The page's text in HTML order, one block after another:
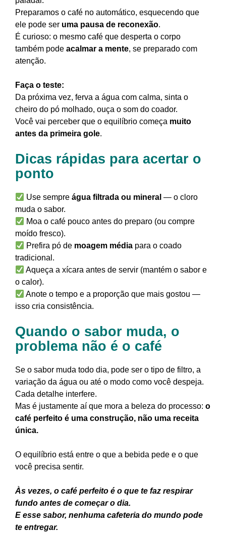
Preparamos o café no automático, esquecendo que
ele pode ser uma pausa de reconexão.
É curioso: o mesmo café que desperta o corpo
também pode acalmar a mente, se preparado com
atenção.
Faça o teste:
Da próxima vez, ferva a água com calma, sinta o
cheiro do pó molhado, ouça o som do coador.
Você vai perceber que o equilíbrio começa muito
antes da primeira gole.
Dicas rápidas para acertar o
ponto
Use sempreágua filtrada ou mineral — o cloro
muda o sabor.
Moa o café pouco antes do preparo (ou compre
moído fresco).
Prefira pó de moagem média para o coado
tradicional.
Aqueça a xícara antes de servir (mantém o sabor e
o calor).
Anote o tempo e a proporção que mais gostou —
isso cria consistência.
Quando o sabor muda, o
problema não é o café
Se o sabor muda todo dia, pode ser o tipo de filtro, a
variação da água ou até o modo como você despeja.
Cada detalhe interfere.
Mas é justamente aí que mora a beleza do processo: o
café perfeito é uma construção, não uma receita
única.
O equilíbrio está entre o que a bebida pede e o que
você precisa sentir.
Às vezes, o café perfeito é o que te faz respirar
fundo antes de começar o dia.
E esse sabor, nenhuma cafeteria do mundo pode
te entregar.